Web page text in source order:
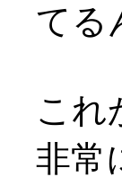
てる
これ
非常